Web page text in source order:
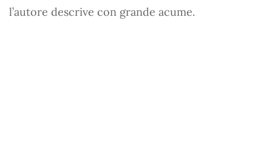
l’autore descrive con grande acume.